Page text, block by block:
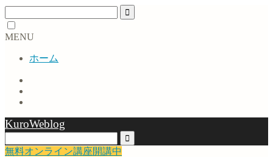
MENU
ホーム
KuroWeblog
無料オンライン講座開講中